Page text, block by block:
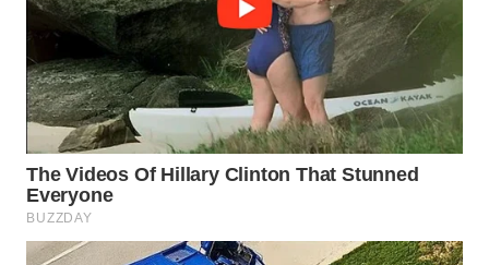
SEMARANG
WN
SOLO
WN
BOROBUDUR
MADURA